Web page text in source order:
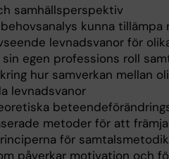
samhällsperspektiv
kunna
levnadsvanor för
egen professions roll
hur samverkan mellan
levnadsvanor
metoder för att
för
påverkar motivation och